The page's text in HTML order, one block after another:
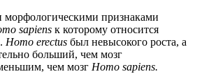
признаками
sapiens к которому относится
Homo erectus был невысокого роста, а
больший, чем мозг
чем мозг Homo sapiens.